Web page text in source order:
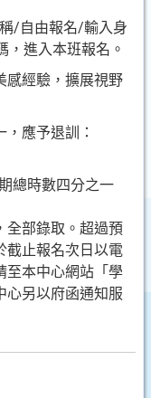
/自由報名/輸入身
進入本班報名。
感經驗，擴展視野
應予退訓：
總時數四分之一
全部錄取。超過預
截止報名次日以電
至本中心網站「學
心另以府函通知服